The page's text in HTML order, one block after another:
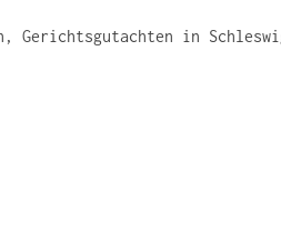
Gerichtsgutachten in